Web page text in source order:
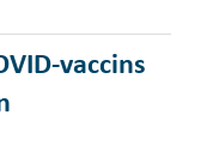
vaccins